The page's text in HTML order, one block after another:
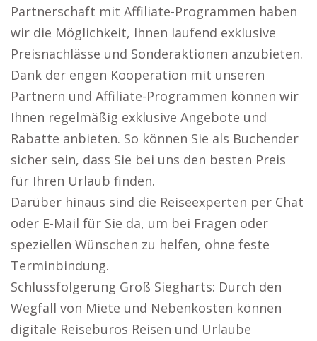
Partnerschaft mit Affiliate-Programmen haben
wir die Möglichkeit, Ihnen laufend exklusive
Preisnachlässe und Sonderaktionen anzubieten.
Dank der engen Kooperation mit unseren
Partnern und Affiliate-Programmen können wir
Ihnen regelmäßig exklusive Angebote und
Rabatte anbieten. So können Sie als Buchender
sicher sein, dass Sie bei uns den besten Preis
für Ihren Urlaub finden.
Darüber hinaus sind die Reiseexperten per Chat
oder E-Mail für Sie da, um bei Fragen oder
speziellen Wünschen zu helfen, ohne feste
Terminbindung.
Schlussfolgerung Groß Siegharts: Durch den
Wegfall von Miete und Nebenkosten können
digitale Reisebüros Reisen und Urlaube